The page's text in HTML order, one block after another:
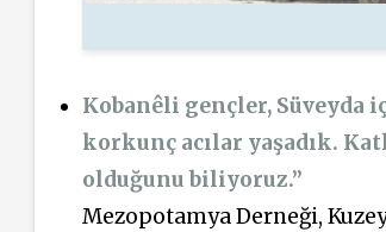
Kobanêli gençler, Süveyda
korkunç acılar yaşadık.
olduğunu biliyoruz.”
Mezopotamya Derneği,